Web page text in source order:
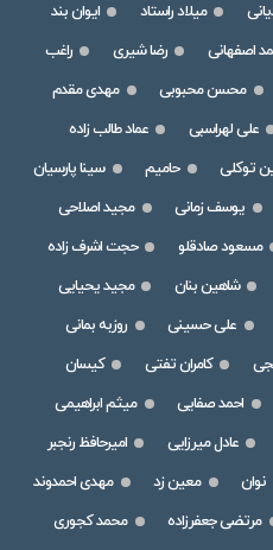
میلاد راستاد
ایوان بند
اصفهانی رضا شیری
راغب
محسن محبوبی
مهدی مقدم
علی لهراسبی
عماد طالب زاده
توکلی حامیم
سینا پارسیان
یوسف زمانی
مجید اصلاحی
مسعود صادقلو
حجت اشرف زاده
شاهین بنان
مجید یحیایی
علی حسینی
روزبه بمانی
کامران تفتی
کیسان
احمد صفایی
میثم ابراهیمی
عادل میرزایی
امیرحافظ رنجبر
نوان معین زد
مهدی احمدوند
مرتضی جعفرزاده محمد کجوری